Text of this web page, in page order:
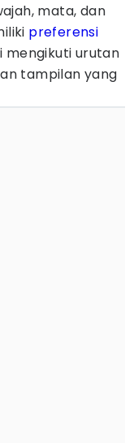
mata, dan
preferensi
mengikuti urutan
tampilan yang